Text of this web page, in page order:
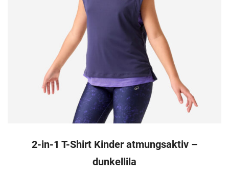
2-in-1 T-Shirt Kinder atmungsaktiv –
dunkellila